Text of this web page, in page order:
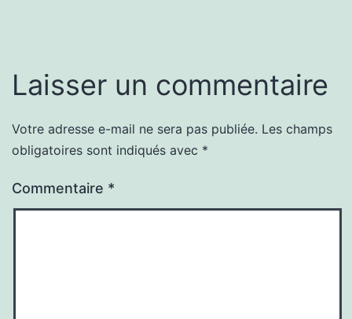
Laisser un commentaire
Votre adresse e-mail ne sera pas publiée. Les champs
obligatoires sont indiqués avec *
Commentaire *